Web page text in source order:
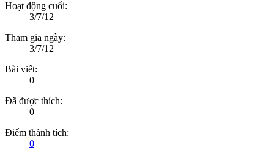
Hoạt động cuối:
3/7/12
Tham gia ngày:
3/7/12
Bài viết:
0
Đã được thích:
0
Điểm thành tích:
0